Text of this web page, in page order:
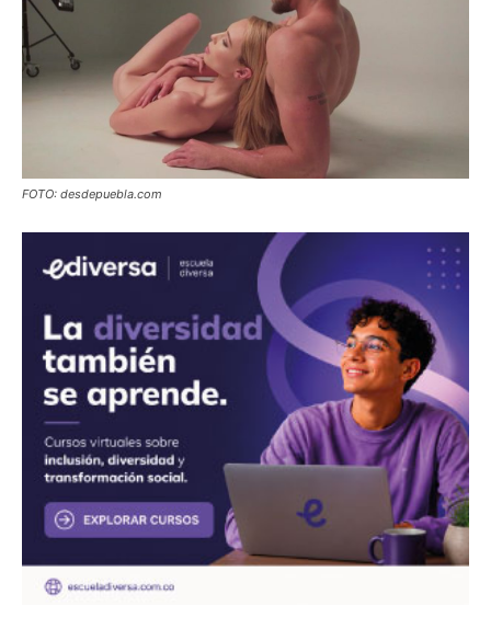
FOTO: desdepuebla.com